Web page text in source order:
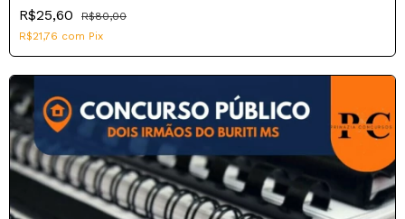
R$25,60
R$80,00
R$21,76 com Pix